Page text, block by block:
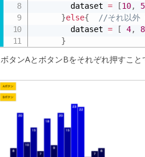
        dataset
= [10, 5
}else{
//それ以外
        dataset
= [ 4, 8
}
ボタンAとボタンBをそれぞれ押すこと